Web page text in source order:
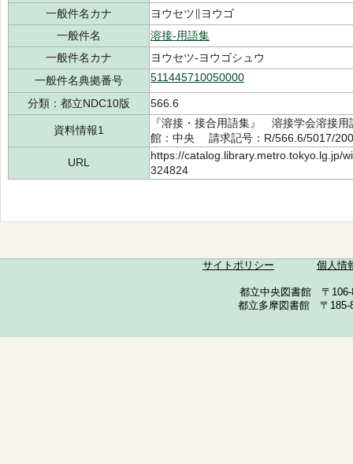
一般件名カナ
ヨウセツ∥ヨウゴ
一般件名
溶接-用語集
一般件名カナ
ヨウセツ-ヨウゴシュウ
一般件名典拠番号
511445710050000
分類：都立NDC10版 566.6
資料情報1
『溶接・接合用語集』 溶接学会溶
館：中央 請求記号：R/566.6/5017/
URL
https://catalog.library.metro.tokyo.lg.jp/
324824
サイトポリシー 個人情
都立中央図書館 〒
都立多摩図書館 〒185-